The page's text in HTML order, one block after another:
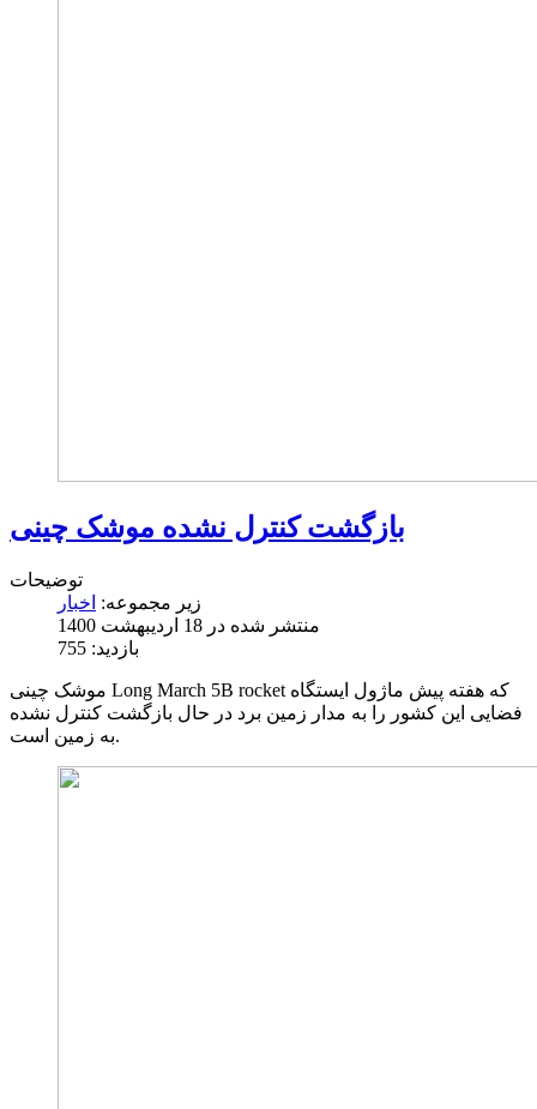
بازگشت کنترل نشده موشک چینی
توضیحات
زیر مجموعه: اخبار
منتشر شده در 18 ارديبهشت 1400
بازدید: 755
موشک چینی Long March 5B rocket که هفته پیش ماژول ایستگاه
فضایی این کشور را به مدار زمین برد در حال بازگشت کنترل نشده
به زمین است.